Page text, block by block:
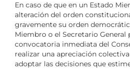
En caso de que en un Estado
alteración del orden
gravemente su orden
Miembro o el Secretario General
convocatoria inmediata del
realizar una apreciación
adoptar las decisiones que